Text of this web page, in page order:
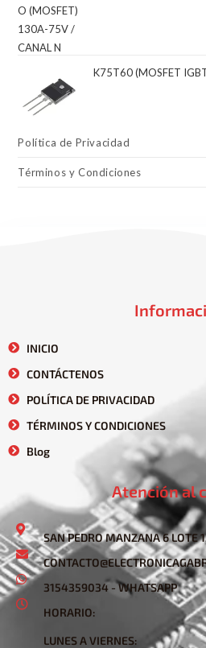
K75T60 (MOSFET
Política de Privacidad
Términos y Condiciones
INICIO
CONTÁCTENOS
POLÍTICA DE PRIVACIDAD
TÉRMINOS Y CONDICIONES
Blog
Atención al
SAN PEDRO MANZANA 6 LOTE
3154359034 - WHATSAPP
HORARIO:
LUNES A VIERNES: